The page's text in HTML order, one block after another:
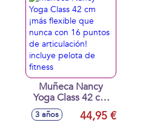
Muñeca Nancy
Yoga Class 42 cm
¡más flexible que
nunca con 16
3 años 44,95 €